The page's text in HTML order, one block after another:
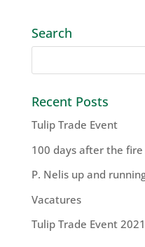
Search
Recent Posts
Tulip Trade Event
100 days after the fire
P. Nelis up and
Vacatures
Tulip Trade Event